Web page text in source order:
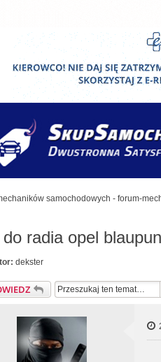
samochodowych - forum-
do radia opel
dekster